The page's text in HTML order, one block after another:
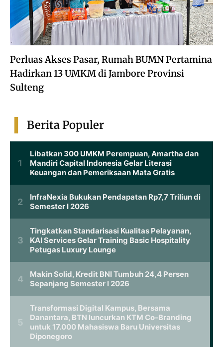
Perluas Akses Pasar, Rumah BUMN Pertamina
Hadirkan 13 UMKM di Jambore Provinsi
Sulteng
Berita Populer